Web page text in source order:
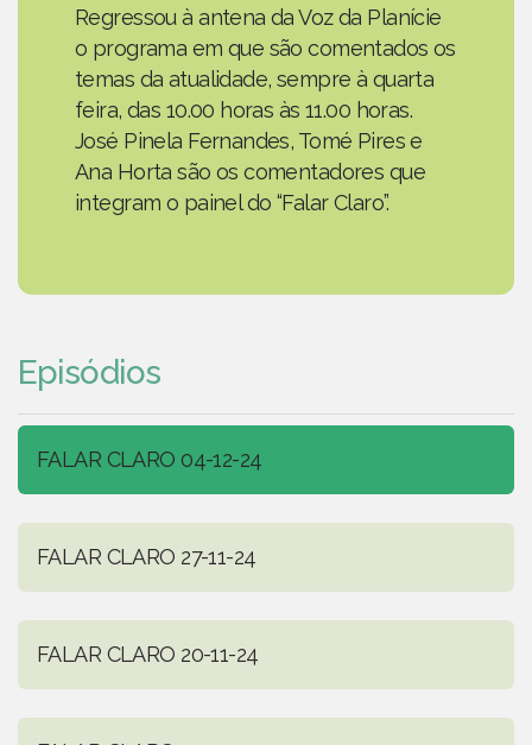
Regressou à antena da Voz da Planície
o programa em que são comentados os
temas da atualidade, sempre à quarta
feira, das 10.00 horas às 11.00 horas.
José Pinela Fernandes, Tomé Pires e
Ana Horta são os comentadores que
integram o painel do “Falar Claro”.
Episódios
FALAR CLARO 04-12-24
FALAR CLARO 27-11-24
FALAR CLARO 20-11-24